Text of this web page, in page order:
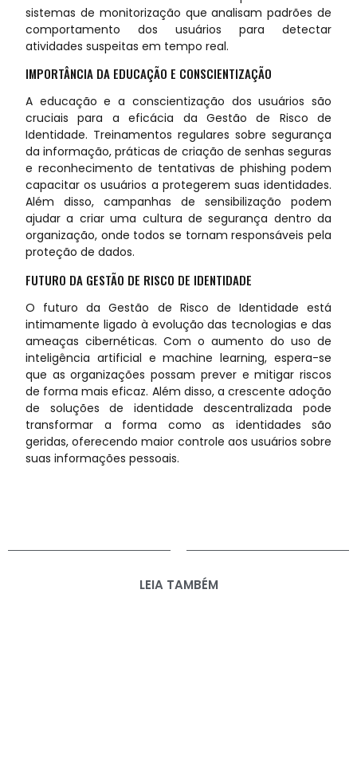
sistemas de monitorização que analisam padrões de
comportamento dos usuários para detectar
atividades suspeitas em tempo real.
IMPORTÂNCIA DA EDUCAÇÃO E CONSCIENTIZAÇÃO
A educação e a conscientização dos usuários são
cruciais para a eficácia da Gestão de Risco de
Identidade. Treinamentos regulares sobre segurança
da informação, práticas de criação de senhas seguras
e reconhecimento de tentativas de phishing podem
capacitar os usuários a protegerem suas identidades.
Além disso, campanhas de sensibilização podem
ajudar a criar uma cultura de segurança dentro da
organização, onde todos se tornam responsáveis pela
proteção de dados.
FUTURO DA GESTÃO DE RISCO DE IDENTIDADE
O futuro da Gestão de Risco de Identidade está
intimamente ligado à evolução das tecnologias e das
ameaças cibernéticas. Com o aumento do uso de
inteligência artificial e machine learning, espera-se
que as organizações possam prever e mitigar riscos
de forma mais eficaz. Além disso, a crescente adoção
de soluções de identidade descentralizada pode
transformar a forma como as identidades são
geridas, oferecendo maior controle aos usuários sobre
suas informações pessoais.
LEIA TAMBÉM